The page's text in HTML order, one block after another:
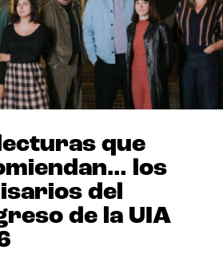
que
los
del
de la UIA